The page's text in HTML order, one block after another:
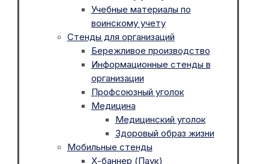
Учебные материалы по
воинскому учету
Стенды для организаций
Бережливое производство
Информационные стенды в
организации
Профсоюзный уголок
Медицина
Медицинский уголок
Здоровый образ жизни
Мобильные стенды
Х-баннер (Паук)